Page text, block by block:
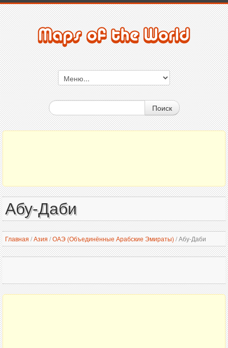
Поиск
Абу-Даби
Главная /Азия /ОАЭ (Объединённые Арабские Эмираты) /Абу-Даби